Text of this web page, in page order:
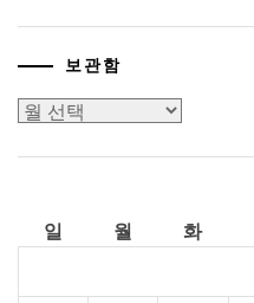
보관함
보
일
월 화